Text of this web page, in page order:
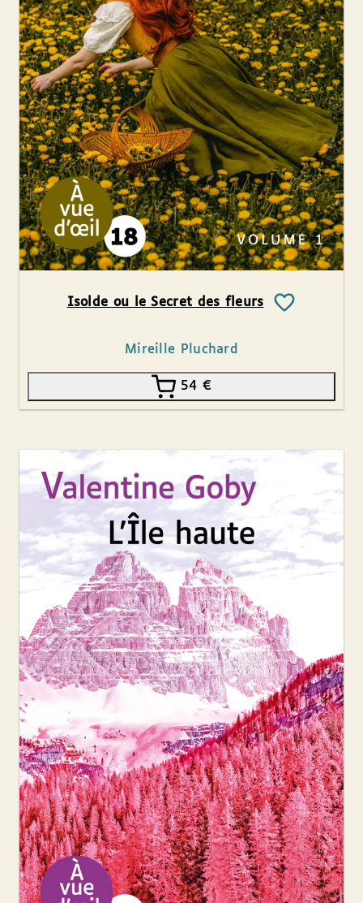
Isolde ou le Secret des fleurs
Mireille Pluchard
54 €